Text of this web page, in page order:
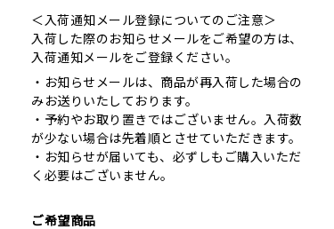
＜入荷通知メール登録についてのご注意＞
入荷した際のお知らせメールをご希望の方は、
入荷通知メールをご登録ください。
お知らせメールは、商品が再入荷した場合の
みお送りいたしております。
予約やお取り置きではございません。入荷数
が少ない場合は先着順とさせていただきます。
お知らせが届いても、必ずしもご購入いただ
く必要はございません。
ご希望商品